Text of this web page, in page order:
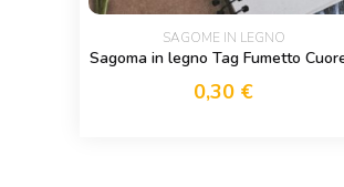
SAGOME IN LEGNO
Sagoma in legno Tag Fumetto
0,30 €